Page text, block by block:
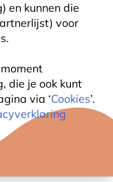
en kunnen die
voor
die je ook kunt
via ‘Cookies’.